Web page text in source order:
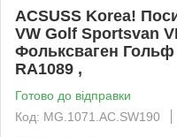
ACSUSS Korea!
VW Golf Sportsvan
Фольксваген Гольф
RA1089 ,
Готово до відправки
Код: MG.1071.АС.SW190